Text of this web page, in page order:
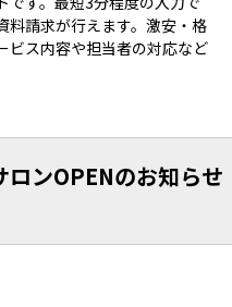
料請求が行えます。激安・格
ビス内容や担当者の対応など
ンOPENのお知らせ